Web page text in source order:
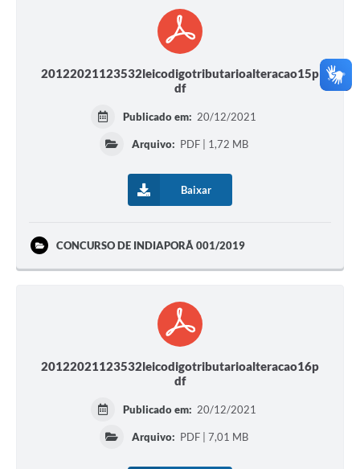
20122021123532leicodigotributarioalteracao15p
df
Publicado em: 20/12/2021
Arquivo: PDF | 1,72 MB
Baixar
CONCURSO DE INDIAPORÃ 001/2019
20122021123532leicodigotributarioalteracao16p
df
Publicado em: 20/12/2021
Arquivo: PDF | 7,01 MB